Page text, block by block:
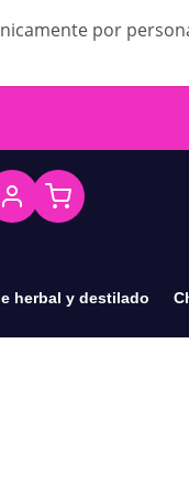
por
herbal y destilado